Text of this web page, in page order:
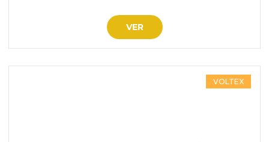
VER
VOLTEX